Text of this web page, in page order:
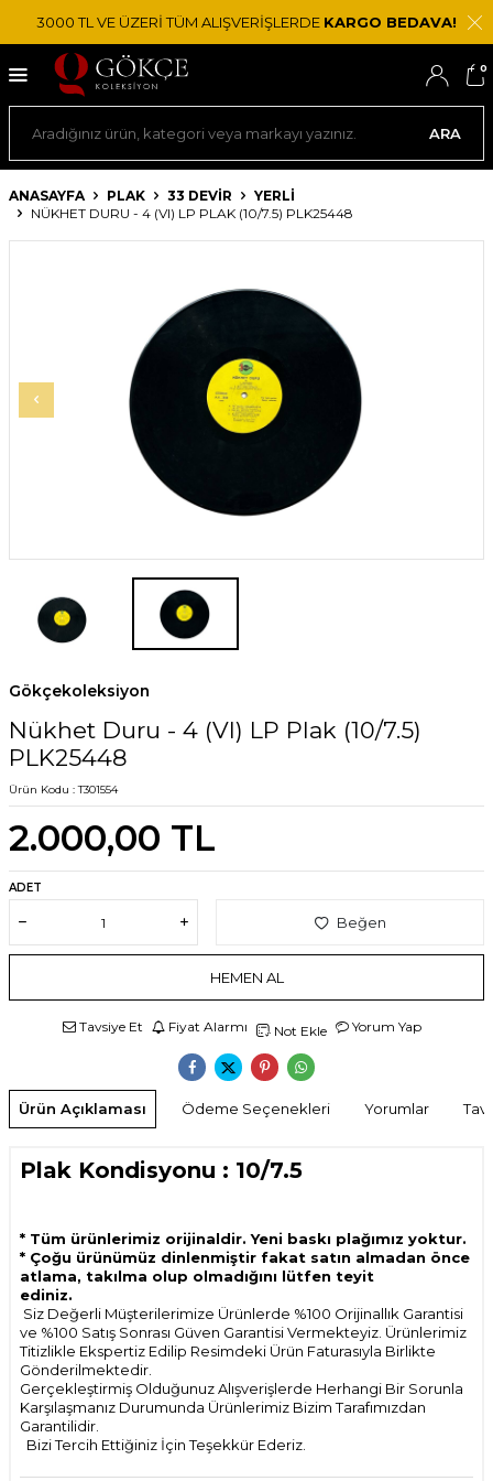
3000 TL VE ÜZERİ TÜM ALIŞVERİŞLERDE KARGO BEDAVA!
ARA
0
ANASAYFA PLAK 33 DEVIR
YERLI
NÜKHET DURU - 4 (VI) LP PLAK (10/7.5) PLK25448
Gökçekoleksiyon
Nükhet Duru - 4 (VI) LP Plak (10/7.5)
PLK25448
Ürün Kodu :T301554
2.000,00 TL
ADET
Beğen
HEMEN AL
Tavsiye Et Fiyat Alarmı Not Ekle Yorum Yap
Ürün Açıklaması Ödeme Seçenekleri Yorumlar
Plak Kondisyonu : 10/7.5
* Tüm ürünlerimiz orijinaldir. Yeni baskı plağımız yoktur.
* Çoğu ürünümüz dinlenmiştir fakat satın almadan önce
atlama, takılma olup olmadığını lütfen teyit
ediniz.
Siz Değerli Müşterilerimize Ürünlerde %100 Orijinallık Garantisi
ve %100 Satış Sonrası Güven Garantisi Vermekteyiz. Ürünlerimiz
Titizlikle Ekspertiz Edilip Resimdeki Ürün Faturasıyla Birlikte
Gönderilmektedir.
Gerçekleştirmiş Olduğunuz Alışverişlerde Herhangi Bir Sorunla
Karşılaşmanız Durumunda Ürünlerimiz Bizim Tarafımızdan
Garantilidir.
Bizi Tercih Ettiğiniz İçin Teşekkür Ederiz.